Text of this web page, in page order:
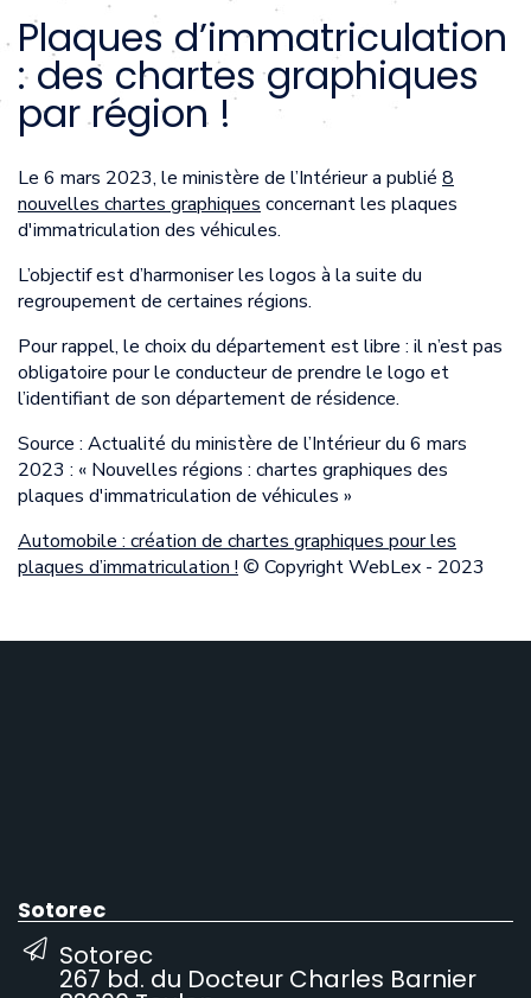
Plaques d’immatriculation
: des chartes graphiques
par région !
Le 6 mars 2023, le ministère de l’Intérieur a publié 8
nouvelles chartes graphiques concernant les plaques
d'immatriculation des véhicules.
L’objectif est d’harmoniser les logos à la suite du
regroupement de certaines régions.
Pour rappel, le choix du département est libre : il n’est pas
obligatoire pour le conducteur de prendre le logo et
l’identifiant de son département de résidence.
Source : Actualité du ministère de l’Intérieur du 6 mars
2023 : « Nouvelles régions : chartes graphiques des
plaques d'immatriculation de véhicules »
Automobile : création de chartes graphiques pour les
plaques d’immatriculation ! © Copyright WebLex - 2023
Sotorec
Sotorec
267 bd. du Docteur Charles Barnier